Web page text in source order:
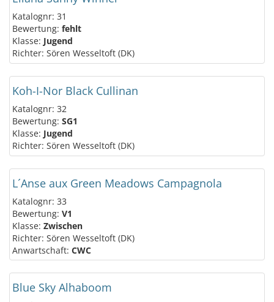
Katalognr: 31
Bewertung: fehlt
Klasse: Jugend
Richter: Sören Wesseltoft (DK)
Koh-I-Nor Black Cullinan
Katalognr: 32
Bewertung: SG1
Klasse: Jugend
Richter: Sören Wesseltoft (DK)
L´Anse aux Green Meadows Campagnola
Katalognr: 33
Bewertung: V1
Klasse: Zwischen
Richter: Sören Wesseltoft (DK)
Anwartschaft: CWC
Blue Sky Alhaboom